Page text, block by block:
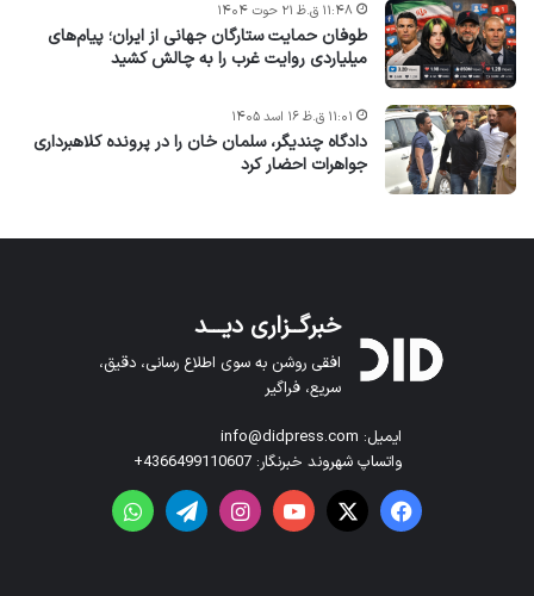
طوفان حمایت ستارگان جهانی از ایران؛ پیام‌های
میلیاردی روایت غرب را به چالش کشید
۱۱:۴۸ ق.ظ ۲۱ حوت ۱۴۰۴
دادگاه چندیگر، سلمان خان را در پرونده کلاهبرداری
جواهرات احضار کرد
۱۱:۰۱ ق.ظ ۱۶ اسد ۱۴۰۵
خبرگــزاری دیـــد
افقی روشن به سوی اطلاع رسانی، دقیق،
سریع، فراگیر
ایمیل: info@didpress.com
واتساپ شهروند خبرنگار: 4366499110607+
فیس بوک X یوتیوباینستاگرامتلگرامواتس آپ